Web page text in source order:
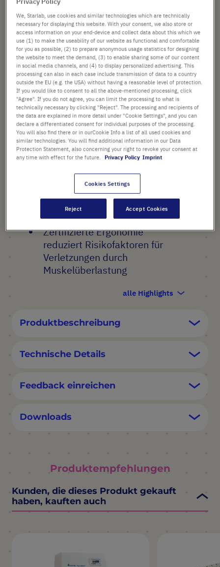
PRODUKT HIGHLIGHTS
Dünner Nitril-Handschuh, ideal
für Arbeiten, die viel
Außergewöhnlicher
Tragekomfort und sicherer
Schutz
Zertifizierte Ergonomie
reduziert Risikofaktoren für
Verletzungen durch
Muskelüberlastung
alle Highlights
ab 228,48 €
Preis ist der Listenpreis. [*zzgl. MwSt. und Versandkosten]
- +
In
den
Warenkorb
Produktbeschreibung
Technische Details
Feedback einreichen
Downloads
Produktempfehlungen
Kunden, die dieses Produkt gekauft
haben, kauften auch
We, Starlab, use cookies and similar technologies which are technically
necessary for displaying this website. With your consent, we also store or
access information on your end-device and collect data about this which we
use (1) to make the useability of our website as functional and comfortable
for you as possible, (2) to prepare anonymous usage statistics for designing
the website to meet the demand, (3) to enable sharing some of our content
in social media channels, and (4) to display personalized advertising. This
processing can also in each case include transmission of data to a country
outside the EU (e.g. the USA) without having a reasonable level of protection.
If you would like to consent to all the above-mentioned processing, click
"Agree". If you do not agree, you can limit the processing to what is
technically necessary by clicking "Reject". The processing and recipients of
the data are explained in more detail under "Cookie Settings", and you can
declare a differentiated consent for individual purposes of the processing.
You will also find there or in ourCookie Info a list of all used cookies and
similar technologies. You will find additional information in our Data
Protection Statement, also concerning your right to revoke your consent at
any time with effect for the future.
Privacy Policy Imprint
Cookies Settings
Reject Accept Cookies